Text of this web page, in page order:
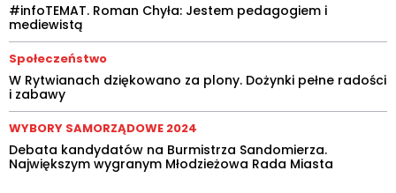
#infoTEMAT. Roman Chyła: Jestem pedagogiem i
mediewistą
Społeczeństwo
W Rytwianach dziękowano za plony. Dożynki pełne radości
i zabawy
WYBORY SAMORZĄDOWE 2024
Debata kandydatów na Burmistrza Sandomierza.
Największym wygranym Młodzieżowa Rada Miasta